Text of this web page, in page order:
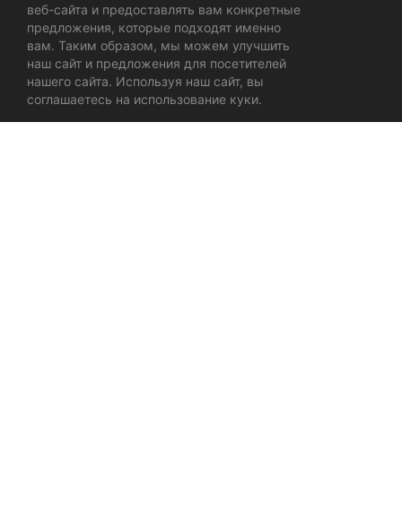
веб-сайта и предоставлять вам конкретные
предложения, которые подходят именно
вам. Таким образом, мы можем улучшить
наш сайт и предложения для посетителей
нашего сайта. Используя наш сайт, вы
соглашаетесь на использование куки.